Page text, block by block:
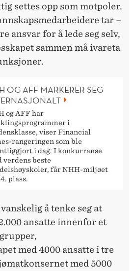
settes opp som motpoler.
tar –
ansvar for å lede seg selv,
sammen må ivareta
OG AFF MARKERER SEG
og AFF har
i
viser Financial
rangeringen som ble
i dag. I konkurranse
verdens beste
får NHH-miljøet
plass.
å tenke seg at
ansatte innenfor et
med 4000 ansatte i tre
med 5000